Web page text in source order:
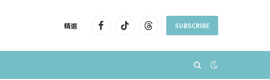
精選 FacebookTikTokThreadsSUBSCRIBE